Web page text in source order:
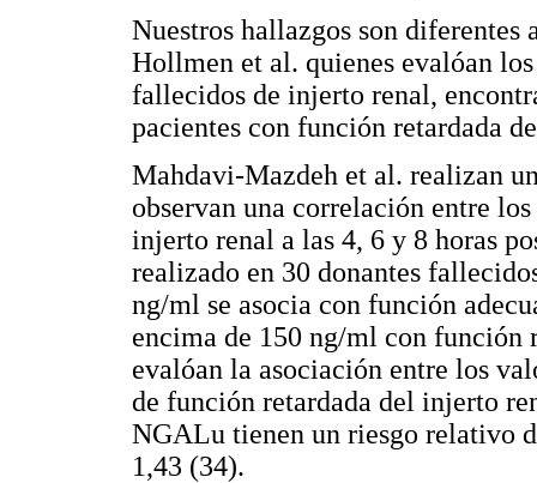
Nuestros hallazgos son
Hollmen et al. quienes evalóan
fallecidos de injerto renal,
pacientes con función retardada
Mahdavi-Mazdeh et al. realizan
observan una correlación entre
injerto renal a las 4, 6 y 8 horas
realizado en 30 donantes
ng/ml se asocia con función
encima de 150 ng/ml con función
evalóan la asociación entre los
de función retardada del injerto
NGALu tienen un riesgo relativo
1,43 (34).